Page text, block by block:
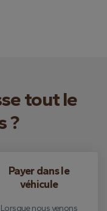
tout le
?
Payer dans le
véhicule
Lorsque nous venons